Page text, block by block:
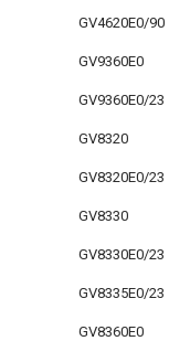
GV4620E0/90
GV9360E0
GV9360E0/23
GV8320
GV8320E0/23
GV8330
GV8330E0/23
GV8335E0/23
GV8360E0